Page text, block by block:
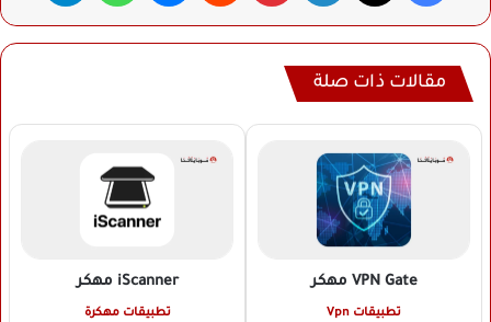
مقالات ذات صلة
VPN Gate مهكر
تطبيقات Vpn
iScanner مهكر
تطبيقات مهكرة